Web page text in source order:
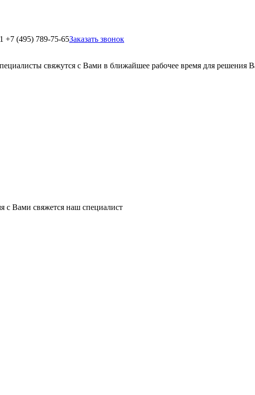
+7 (495) 789-75-65Заказать звонок
свяжутся с Вами в ближайшее рабочее время для решения
с Вами свяжется наш специалист